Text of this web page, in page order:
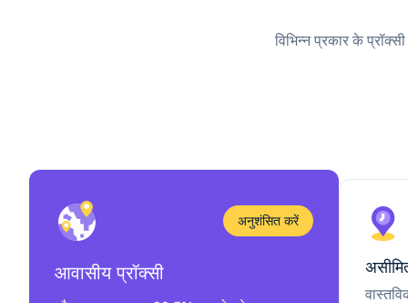
विभिन्न प्रकार के
अनुशंसित करें
आवासीय प्रॉक्सी